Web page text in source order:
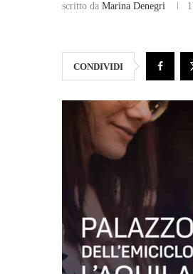
scritto da Marina Denegri
CONDIVIDI